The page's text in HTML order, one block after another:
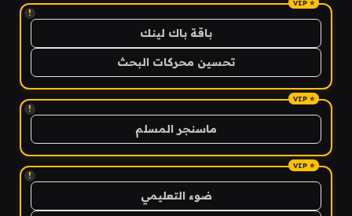
!
باقة باك لينك
تحسين محركات البحث
!
ماسنجر المسلم
!
ضوء التعليمي